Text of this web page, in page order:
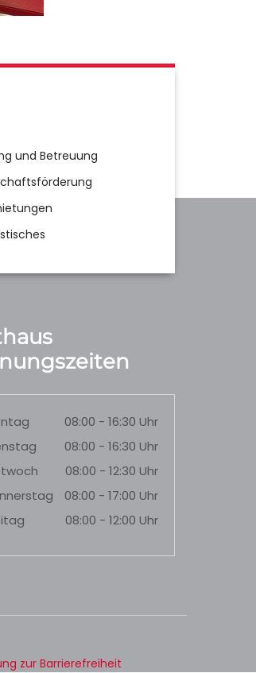
und Betreuung
08:00 - 16:30 Uhr
08:00 - 16:30 Uhr
08:00 - 12:30 Uhr
08:00 - 17:00 Uhr
08:00 - 12:00 Uhr
zur Barrierefreiheit